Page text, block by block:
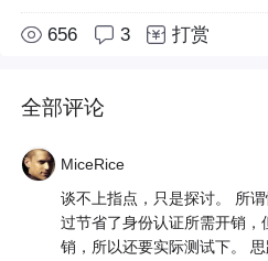
656 3 打赏
全部评论
MiceRice
谈不上指点，只是探讨。 所
过节省了身份认证所需开销，
销，所以还要实际测试下。